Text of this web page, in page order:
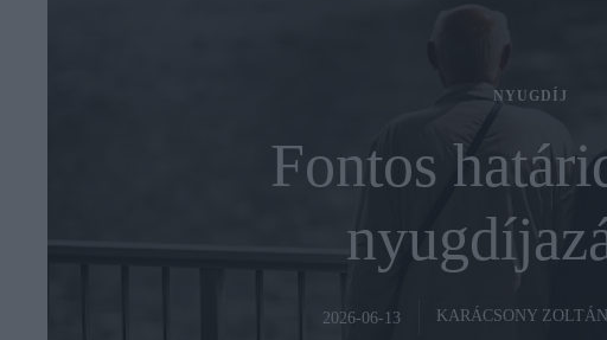
NYUGDÍJ
Fontos
2026-06-13 KARÁCSONY ZOLTÁN